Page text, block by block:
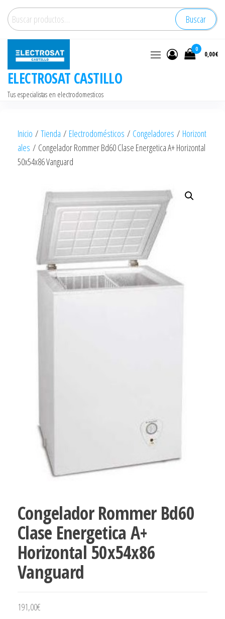
Saltar
contenido
Buscar
por:
Buscar
ELECTROSAT CASTILLO
Tus especialistas en electrodomesticos
0
0,00€
Inicio / Tienda / Electrodomésticos / Congeladores / Horizont
ales / Congelador Rommer Bd60 Clase Energetica A+ Horizontal
50x54x86 Vanguard
Congelador Rommer Bd60
Clase Energetica A+
Horizontal 50x54x86
Vanguard
191,00€